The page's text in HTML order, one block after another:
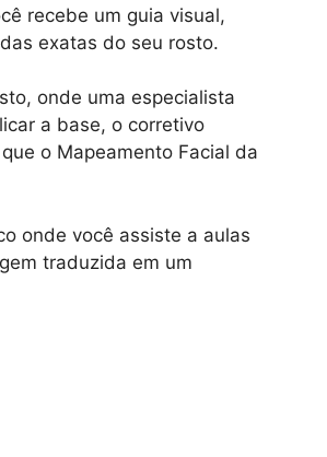
recebe um guia visual,
exatas do seu rosto.
onde uma especialista
a base, o corretivo
o Mapeamento Facial da
onde você assiste a aulas
traduzida em um